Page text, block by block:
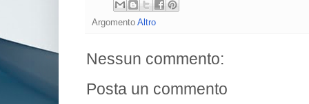
Argomento Altro
Nessun commento:
Posta un commento